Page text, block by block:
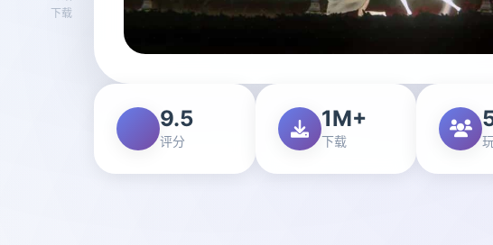
下载
9.5
评分
1M+
下载